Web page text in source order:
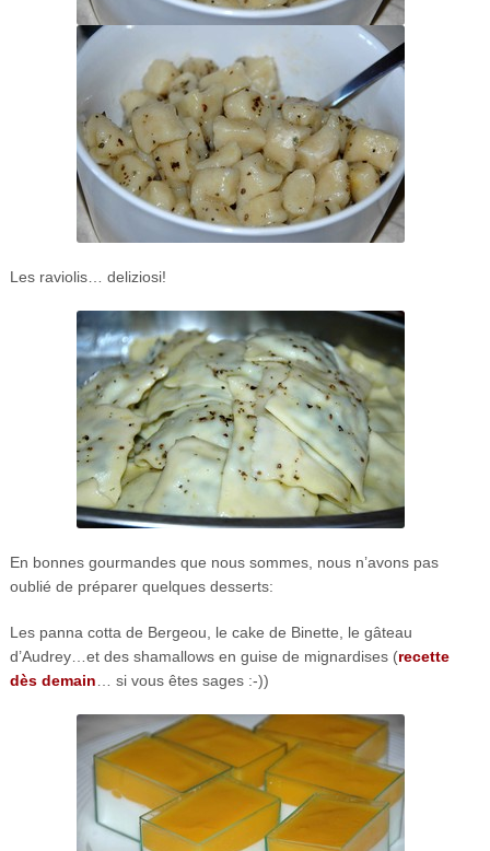
Les raviolis… deliziosi!
En bonnes gourmandes que nous sommes, nous n’avons pas
oublié de préparer quelques desserts:
Les panna cotta de Bergeou, le cake de Binette, le gâteau
d’Audrey…et des shamallows en guise de mignardises (recette
dès demain … si vous êtes sages :-))